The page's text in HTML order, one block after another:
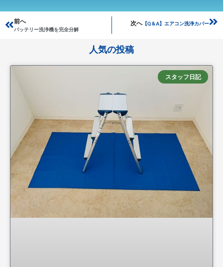
Prev
前へ
バッテリー洗浄機を完全分解
次へ【Q＆A】エアコン洗浄カバー
人気の投稿
スタッフ日記